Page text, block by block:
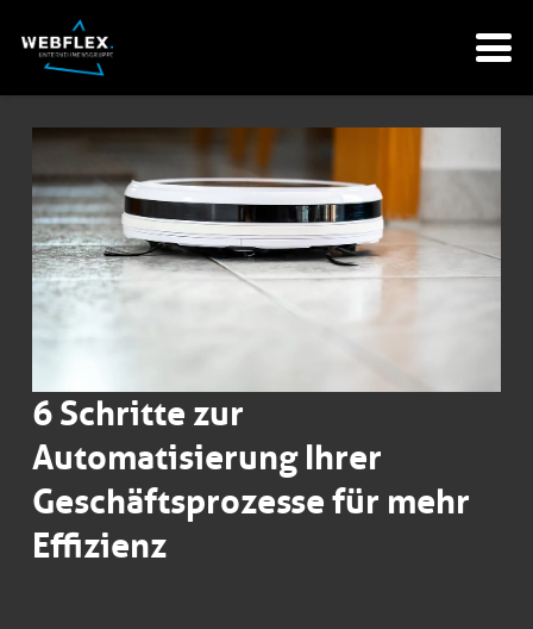
6 Schritte zur
Automatisierung Ihrer
Geschäftsprozesse für mehr
Effizienz